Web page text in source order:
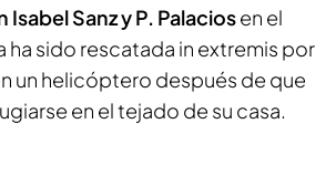
Sanz y P. Palaciosen el
ha sido rescatada in extremis por
un helicóptero después de que
en el tejado de su casa.